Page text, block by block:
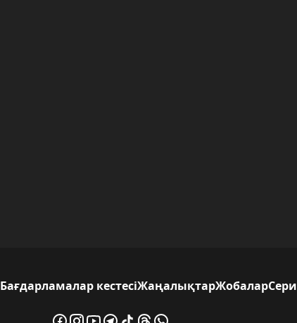
Бағдарламалар кестесіЖаңалықтарЖобалар